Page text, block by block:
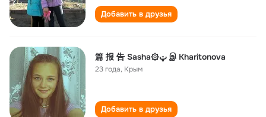
Добавить в друзья
篇 报 告 Sasha۞ټ இ Kharitonova
23 года, Крым
Добавить в друзья